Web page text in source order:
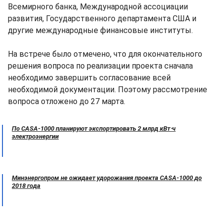
Всемирного банка, Международной ассоциации
развития, Государственного департамента США и
другие международные финансовые институты.
На встрече было отмечено, что для окончательного
решения вопроса по реализации проекта сначала
необходимо завершить согласование всей
необходимой документации. Поэтому рассмотрение
вопроса отложено до 27 марта.
По CASA-1000 планируют экспортировать 2 млрд кВт⋅ч
электроэнергии
Минэнергопром не ожидает удорожания проекта CASA-1000 до
2018 года